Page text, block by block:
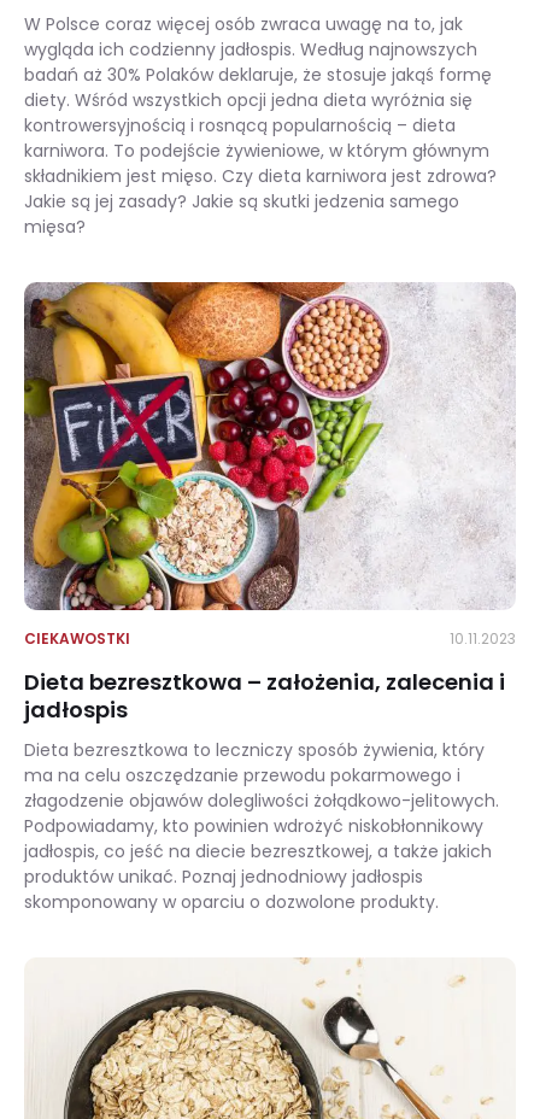
W Polsce coraz więcej osób zwraca uwagę na to, jak
wygląda ich codzienny jadłospis. Według najnowszych
badań aż 30% Polaków deklaruje, że stosuje jakąś formę
diety. Wśród wszystkich opcji jedna dieta wyróżnia się
kontrowersyjnością i rosnącą popularnością – dieta
karniwora. To podejście żywieniowe, w którym głównym
składnikiem jest mięso. Czy dieta karniwora jest zdrowa?
Jakie są jej zasady? Jakie są skutki jedzenia samego
mięsa?
CIEKAWOSTKI 10.11.2023
Dieta bezresztkowa – założenia, zalecenia i
jadłospis
Dieta bezresztkowa to leczniczy sposób żywienia, który
ma na celu oszczędzanie przewodu pokarmowego i
złagodzenie objawów dolegliwości żołądkowo-jelitowych.
Podpowiadamy, kto powinien wdrożyć niskobłonnikowy
jadłospis, co jeść na diecie bezresztkowej, a także jakich
produktów unikać. Poznaj jednodniowy jadłospis
skomponowany w oparciu o dozwolone produkty.